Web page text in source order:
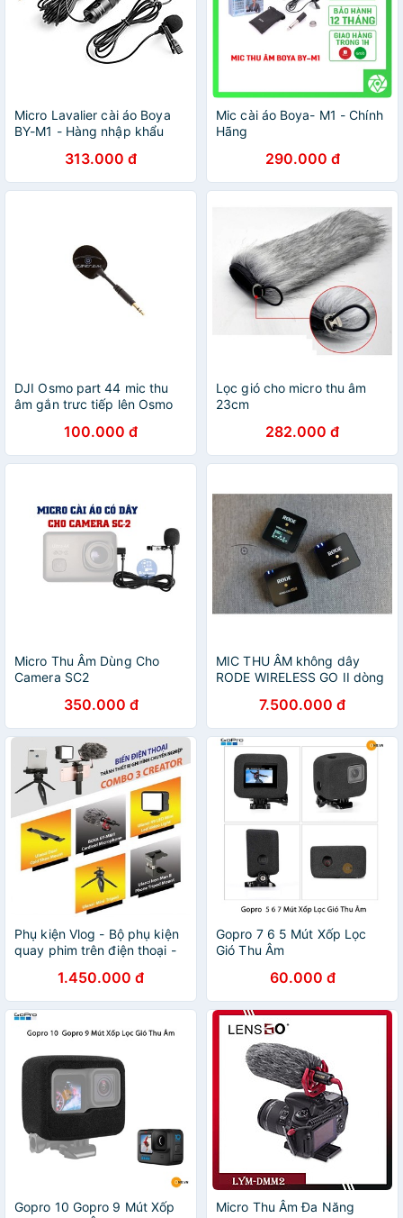
Micro Lavalier cài áo Boya
BY-M1 - Hàng nhập khẩu
313.000 đ
Mic cài áo Boya- M1 - Chính
Hãng
290.000 đ
DJI Osmo part 44 mic thu
âm gắn trưc tiếp lên Osmo
100.000 đ
Lọc gió cho micro thu âm
23cm
282.000 đ
Micro Thu Âm Dùng Cho
Camera SC2
350.000 đ
MIC THU ÂM không dây
RODE WIRELESS GO II dòng
(Hàng nhập khẩu chính
hãng)
7.500.000 đ
Phụ kiện Vlog - Bộ phụ kiện
quay phim trên điện thoại -
MM1, Led VL49, Tripod
MT03, Ngàm ST2
1.450.000 đ
Gopro 7 6 5 Mút Xốp Lọc
Gió Thu Âm
60.000 đ
Gopro 10 Gopro 9 Mút Xốp
Micro Thu Âm Đa Năng